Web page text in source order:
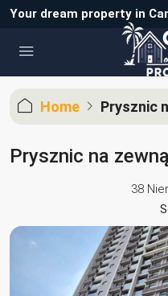
Your dream property in
Home Prysznic
Prysznic na
38